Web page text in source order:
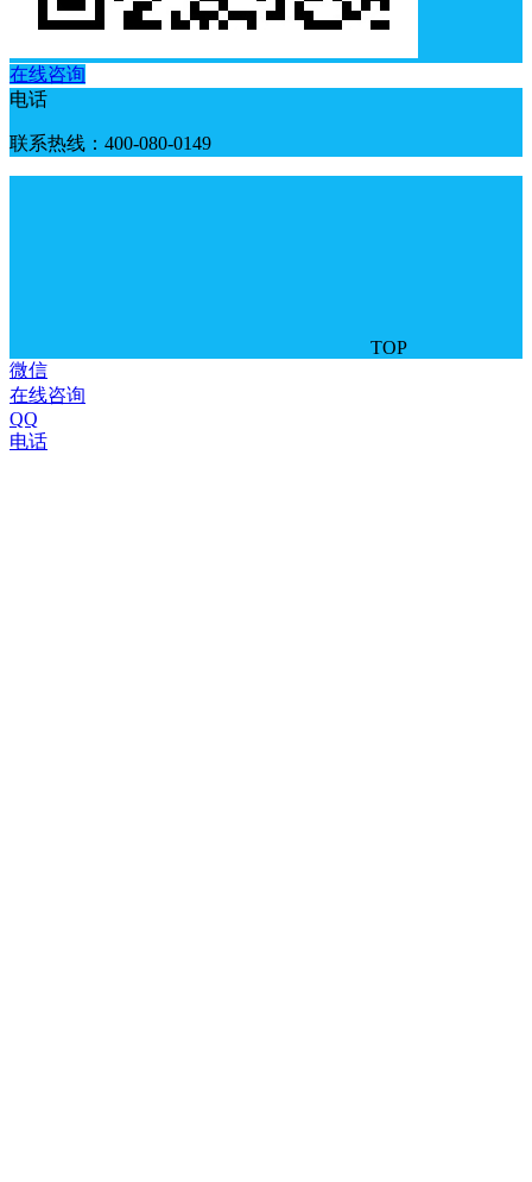
在线咨询
电话
联系热线：400-080-0149
TOP
微信
在线咨询
QQ
电话